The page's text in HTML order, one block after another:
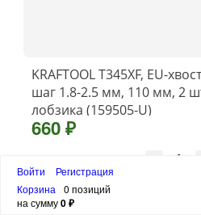
KRAFTOOL T345XF, EU-
шаг 1.8-2.5 мм, 110 мм, 2
лобзика (159505-U)
660 ₽
Войти
Регистрация
Корзина
0 позиций
на сумму0 ₽